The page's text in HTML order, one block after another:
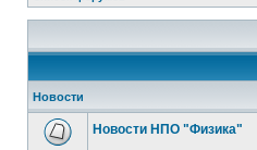
Новости
Новости НПО "Физика"